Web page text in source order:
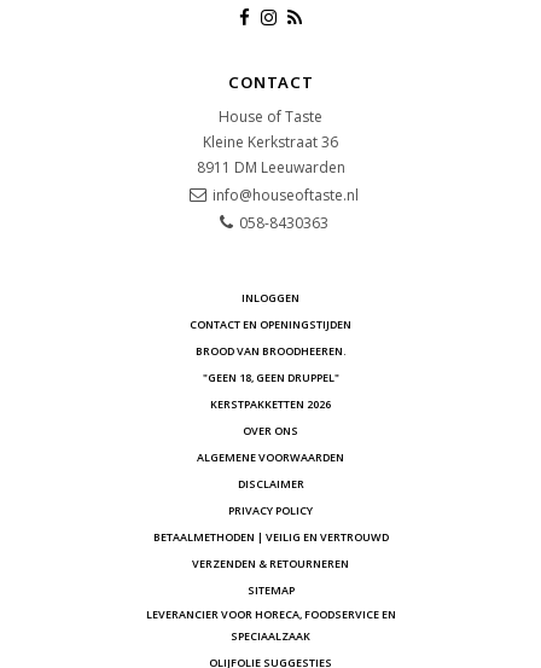
CONTACT
House of Taste
Kleine Kerkstraat 36
8911 DM Leeuwarden
info@houseoftaste.nl
058-8430363
INLOGGEN
CONTACT EN OPENINGSTIJDEN
BROOD VAN BROODHEEREN.
"GEEN 18, GEEN DRUPPEL"
KERSTPAKKETTEN 2026
OVER ONS
ALGEMENE VOORWAARDEN
DISCLAIMER
PRIVACY POLICY
BETAALMETHODEN | VEILIG EN VERTROUWD
VERZENDEN & RETOURNEREN
SITEMAP
LEVERANCIER VOOR HORECA, FOODSERVICE EN
SPECIAALZAAK
OLIJFOLIE SUGGESTIES